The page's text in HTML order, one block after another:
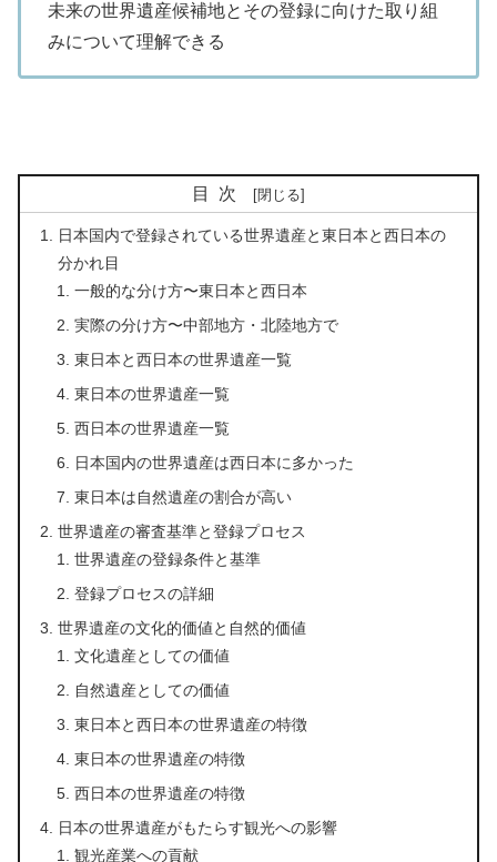
未来の世界遺産候補地とその登録に向けた取り組
みについて理解できる
目次
日本国内で登録されている世界遺産と東日本と西日本の
分かれ目
一般的な分け方〜東日本と西日本
実際の分け方〜中部地方・北陸地方で
東日本と西日本の世界遺産一覧
東日本の世界遺産一覧
西日本の世界遺産一覧
日本国内の世界遺産は西日本に多かった
東日本は自然遺産の割合が高い
世界遺産の審査基準と登録プロセス
世界遺産の登録条件と基準
登録プロセスの詳細
世界遺産の文化的価値と自然的価値
文化遺産としての価値
自然遺産としての価値
東日本と西日本の世界遺産の特徴
東日本の世界遺産の特徴
西日本の世界遺産の特徴
日本の世界遺産がもたらす観光への影響
観光産業への貢献